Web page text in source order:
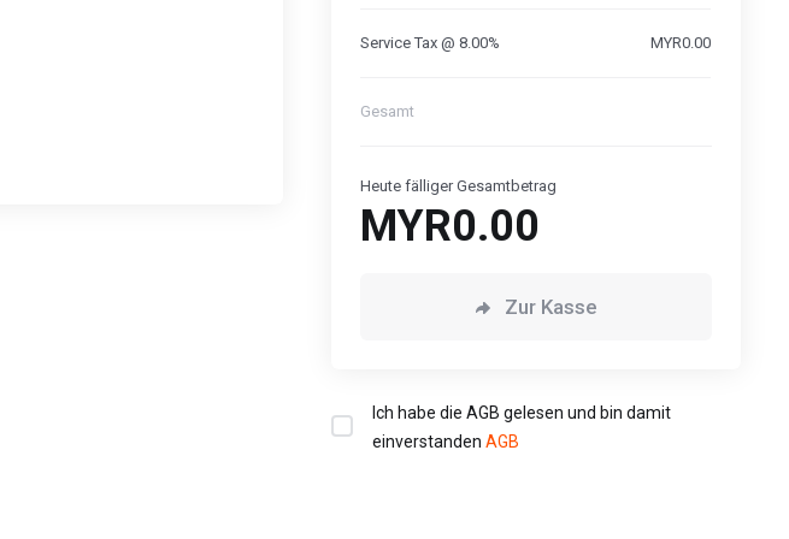
Service Tax @ 8.00% MYR0.00
Gesamt
Heute fälliger Gesamtbetrag
MYR0.00
Zur Kasse
Ich habe die AGB gelesen und bin damit
einverstanden AGB